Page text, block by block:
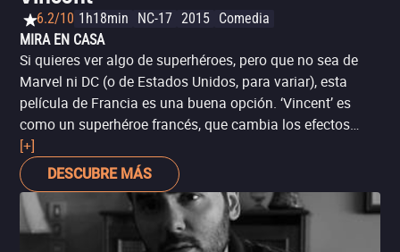
6.2/10 1h18min NC-17 2015 Comedia
MIRA EN CASA
Si quieres ver algo de superhéroes, pero que no sea de
Marvel ni DC (o de Estados Unidos, para variar), esta
película de Francia es una buena opción. ‘Vincent’ es
como un superhéroe francés, que cambia los efectos
especiales excesivos por una historia de amor más
íntima y con algunos tintes cómicos.
[+]
DESCUBRE MÁS